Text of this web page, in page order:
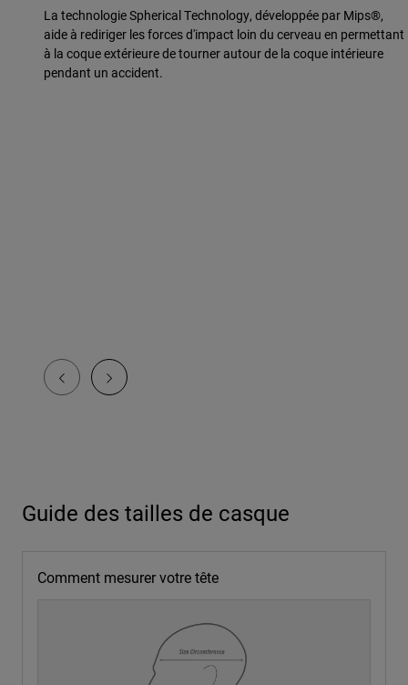
La technologie Spherical Technology, développée par Mips®,
aide à rediriger les forces d'impact loin du cerveau en permettant
à la coque extérieure de tourner autour de la coque intérieure
pendant un accident.
Guide des tailles de casque
Comment mesurer votre tête